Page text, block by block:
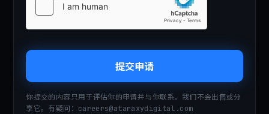
提交申请
你提交的内容只用于评估你的申请并与你联系。我们不会出售或分
享它。有疑问：careers@ataraxydigital.com